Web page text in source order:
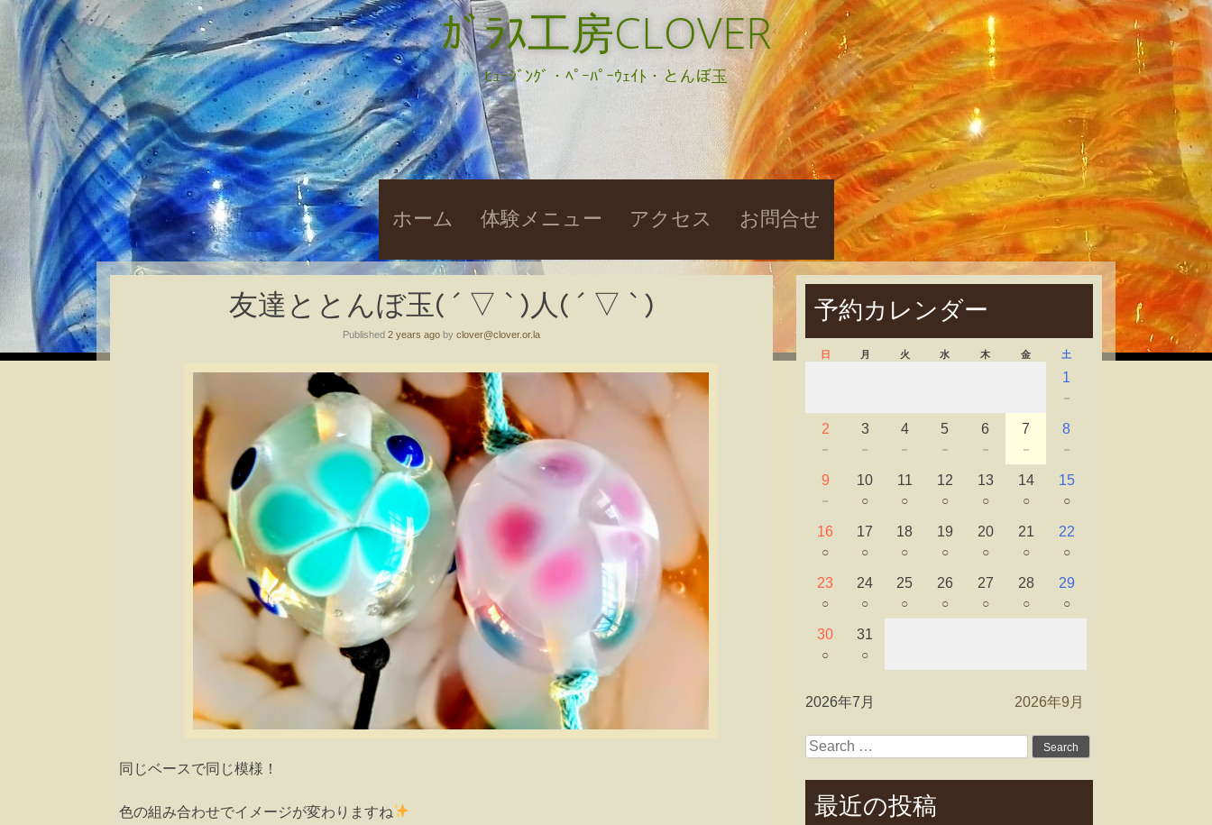
ｶﾞﾗｽ工房CLOVER
ﾋｭｰｼﾞﾝｸﾞ・ﾍﾟｰﾊﾟｰｳｪｲﾄ・とんぼ玉
Skip
content
ホーム 体験メニュー アクセス お問合せ
友達ととんぼ玉( ´ ▽ ` )人( ´ ▽ ` )
Published 2 years ago by clover@clover.or.la
同じベースで同じ模様！
色の組み合わせでイメージが変わりますね
予約カレンダー
日 月 火 水 木 金 土
1
－
2
－
3
－
4
－
5
－
6
－
7
－
8
－
9
－
10
○
11
○
12
○
13
○
14
○
15
○
16
○
17
○
18
○
19
○
20
○
21
○
22
○
23
○
24
○
25
○
26
○
27
○
28
○
29
○
30
○
31
○
2026年7月 2026年9月
Search
最近の投稿